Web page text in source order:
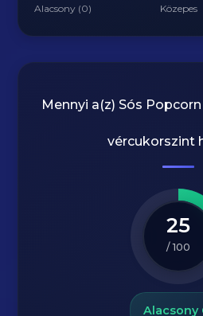
Alacsony (0) Közepes
Mennyi a(z) Sós Popcorn
vércukorszint
25
/ 100
Alacsony